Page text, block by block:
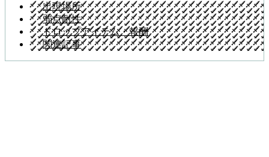
出現場所
弱点耐性
ドロップアイテム・報酬
関連記事